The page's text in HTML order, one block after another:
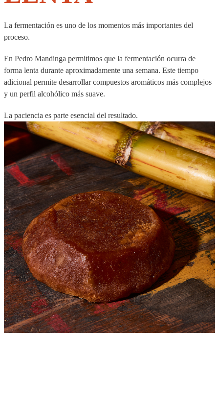
La fermentación es uno de los momentos más importantes del
proceso.
En Pedro Mandinga permitimos que la fermentación ocurra de
forma lenta durante aproximadamente una semana. Este tiempo
adicional permite desarrollar compuestos aromáticos más complejos
y un perfil alcohólico más suave.
La paciencia es parte esencial del resultado.